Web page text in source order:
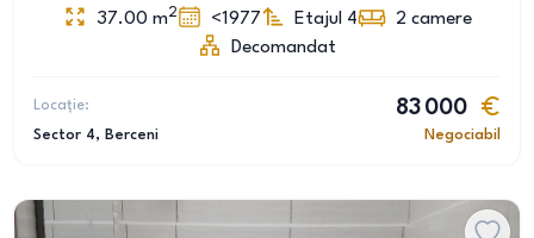
37.00 m2 <1977 Etajul 4 2 camere
Decomandat
Locație:
Sector 4, Berceni
83 000
Negociabil